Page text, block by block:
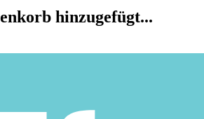
hinzugefügt...